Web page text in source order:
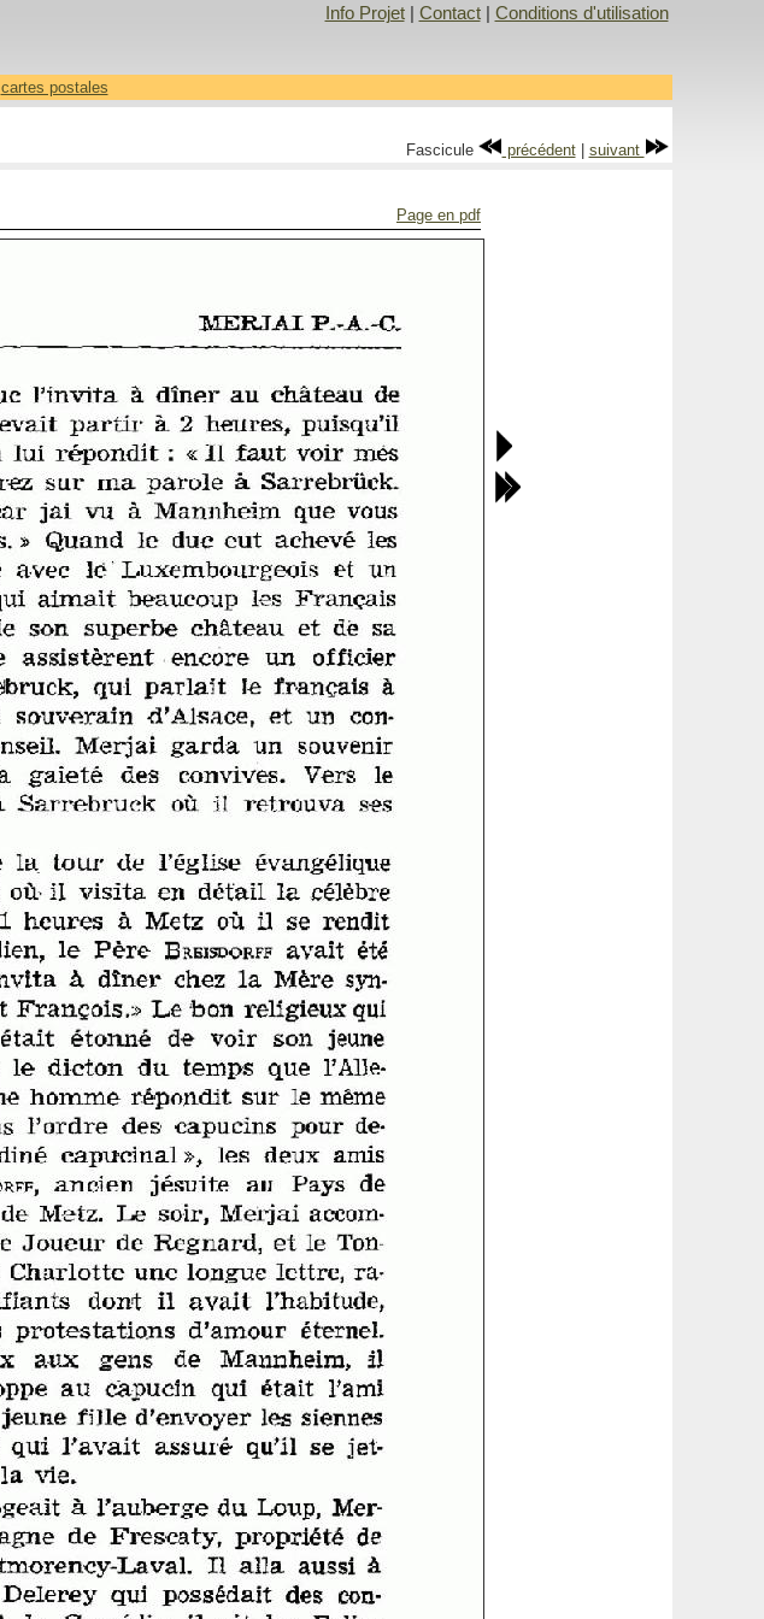
Info Projet| Contact| Conditions d'utilisation
cartes postales
Fascicule précédent| suivant
Page en pdf